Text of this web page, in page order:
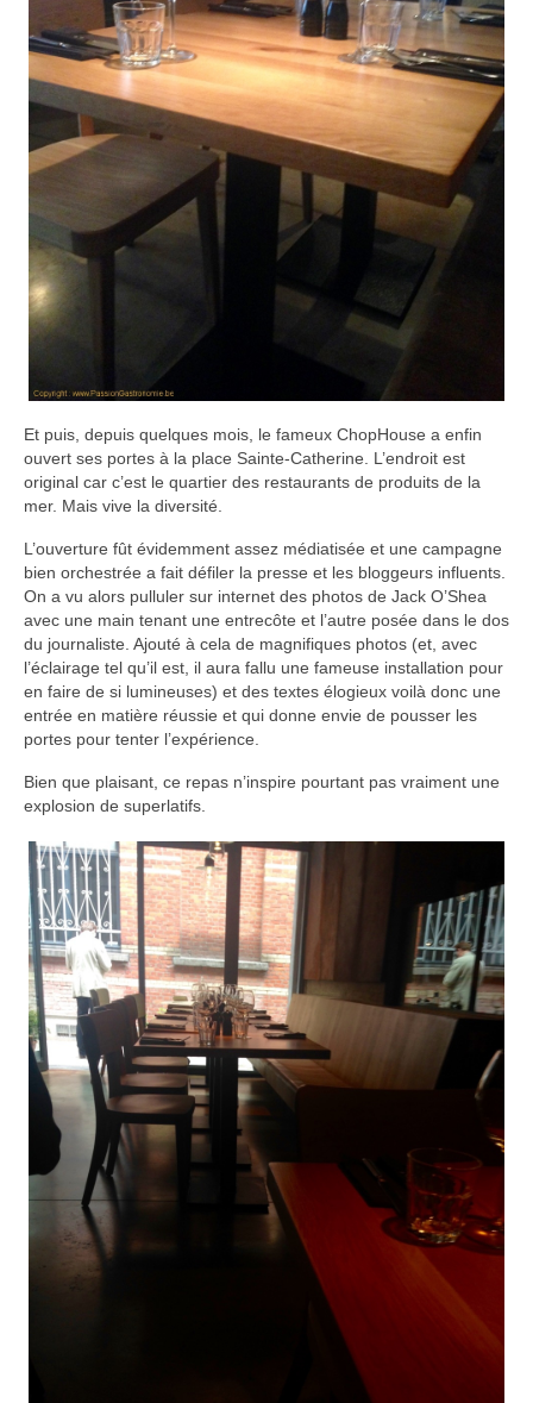
Et puis, depuis quelques mois, le fameux ChopHouse a enfin
ouvert ses portes à la place Sainte-Catherine. L’endroit est
original car c’est le quartier des restaurants de produits de la
mer. Mais vive la diversité.
L’ouverture fût évidemment assez médiatisée et une campagne
bien orchestrée a fait défiler la presse et les bloggeurs influents.
On a vu alors pulluler sur internet des photos de Jack O’Shea
avec une main tenant une entrecôte et l’autre posée dans le dos
du journaliste. Ajouté à cela de magnifiques photos (et, avec
l’éclairage tel qu’il est, il aura fallu une fameuse installation pour
en faire de si lumineuses) et des textes élogieux voilà donc une
entrée en matière réussie et qui donne envie de pousser les
portes pour tenter l’expérience.
Bien que plaisant, ce repas n’inspire pourtant pas vraiment une
explosion de superlatifs.